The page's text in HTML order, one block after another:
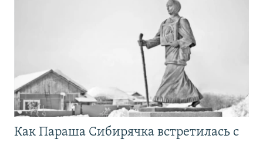
Как Параша Сибирячка встретилась с